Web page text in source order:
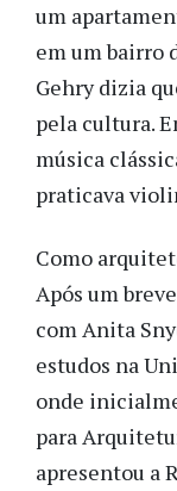
um
em um bairro
Gehry dizia
pela cultura.
música
praticava
Como
Após um
com Anita
estudos na
onde
para
apresentou a